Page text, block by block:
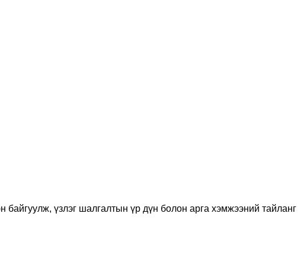
үзлэг шалгалтын үр дүн болон арга хэмжээний тайланг